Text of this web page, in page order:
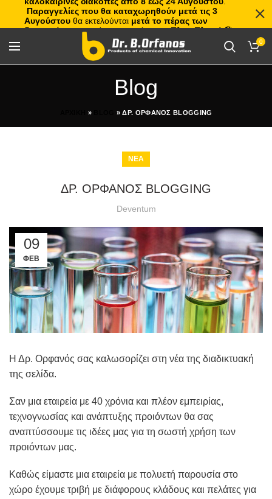
0
Blog
» »ΔΡ. ΟΡΦΑΝΟΣ BLOGGING
ΝΕΑ
ΔΡ. ΟΡΦΑΝΟΣ BLOGGING
Deventum
09
ΦΕΒ
Η Δρ. Ορφανός σας καλωσορίζει στη νέα της διαδικτυακή
της σελίδα.
Σαν μια εταιρεία με 40 χρόνια και πλέον εμπειρίας,
τεχνογνωσίας και ανάπτυξης προιόντων θα σας
αναπτύσσουμε τις ιδέες μας για τη σωστή χρήση των
προιόντων μας.
Καθώς είμαστε μια εταιρεία με πολυετή παρουσία στο
χώρο έχουμε τριβή με διάφορους κλάδους και πελάτες για
Παραγγελίες που θα καταχωρηθούν μετά τις 3
Αυγούστου θα εκτελούνται μετά το πέρας των
διακοπών, με σειρά προτεραιότητας.Πλιτς Πλατς!🏖️🌊